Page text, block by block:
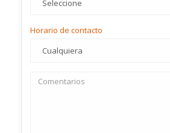
Horario de contacto